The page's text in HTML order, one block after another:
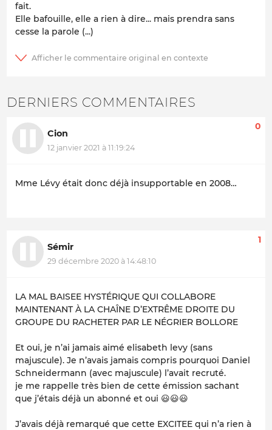
fait.
Elle bafouille, elle a rien à dire... mais prendra sans
cesse la parole (...)
DERNIERS COMMENTAIRES
Cion
12 janvier 2021 à 11:19:24
0
Mme Lévy était donc déjà insupportable en 2008…
Sémir
29 décembre 2020 à 14:48:10
1
LA MAL BAISEE HYSTÉRIQUE QUI COLLABORE
MAINTENANT À LA CHAÎNE D’EXTRÊME DROITE DU
GROUPE DU RACHETER PAR LE NÉGRIER BOLLORE
Et oui, je n’ai jamais aimé elisabeth levy (sans
majuscule). Je n’avais jamais compris pourquoi Daniel
Schneidermann (avec majuscule) l’avait recruté.
je me rappelle très bien de cette émission sachant
que j’étais déjà un abonné et oui 😃😃😃
J’avais déjà remarqué que cette EXCITEE qui n’a rien à